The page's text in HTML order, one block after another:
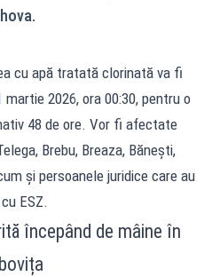
cu apă tratată clorinată va fi
2026, ora 00:30, pentru o
48 de ore. Vor fi afectate
Brebu, Breaza, Bănești,
și persoanele juridice care au
ESZ.
începând de mâine în